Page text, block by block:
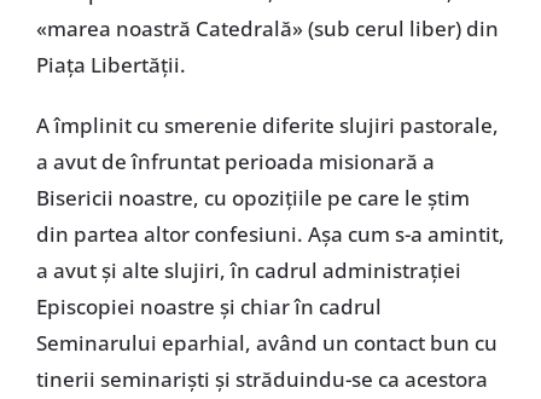
«marea noastră Catedrală» (sub cerul liber) din
Piața Libertății.
A împlinit cu smerenie diferite slujiri pastorale,
a avut de înfruntat perioada misionară a
Bisericii noastre, cu opozițiile pe care le știm
din partea altor confesiuni. Așa cum s-a amintit,
a avut și alte slujiri, în cadrul administrației
Episcopiei noastre și chiar în cadrul
Seminarului eparhial, având un contact bun cu
tinerii seminariști și străduindu-se ca acestora